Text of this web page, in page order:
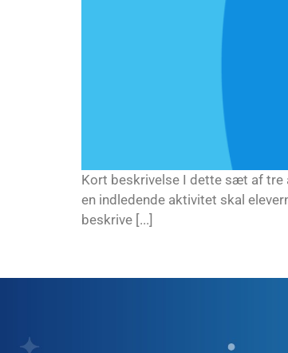
Kort beskrivelse I dette sæt af tre
en indledende aktivitet skal
beskrive [...]